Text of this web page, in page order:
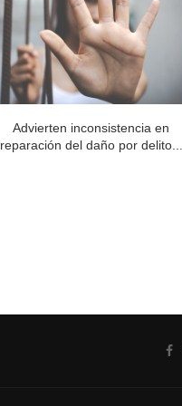
Advierten inconsistencia en
reparación del daño por delito...